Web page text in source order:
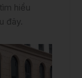
hiểu
đây.